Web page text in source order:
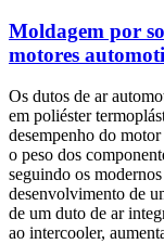
Moldagem por
motores
Os dutos de ar
em poliéster
desempenho do
o peso dos
seguindo os
desenvolvimento de
de um duto de ar
ao intercooler,